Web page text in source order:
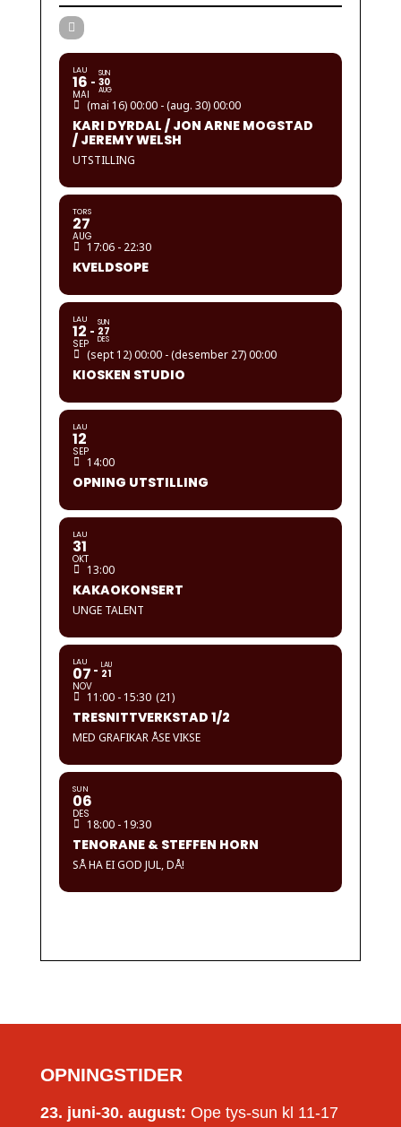
LAU
16
MAI
SUN
30
AUG
(mai 16) 00:00 - (aug. 30) 00:00
KARI DYRDAL / JON ARNE MOGSTAD
/ JEREMY WELSH
UTSTILLING
TORS
27
AUG
17:06 - 22:30
KVELDSOPE
LAU
12
SEP
SUN
27
DES
(sept 12) 00:00 - (desember 27) 00:00
KIOSKEN STUDIO
LAU
12
SEP
14:00
OPNING UTSTILLING
LAU
31
OKT
13:00
KAKAOKONSERT
UNGE TALENT
LAU
07
NOV
LAU
21
11:00 - 15:30 (21)
TRESNITTVERKSTAD 1/2
MED GRAFIKAR ÅSE VIKSE
SUN
06
DES
18:00 - 19:30
TENORANE & STEFFEN HORN
SÅ HA EI GOD JUL, DÅ!
OPNINGSTIDER
23. juni-30. august: Ope tys-sun kl 11-17